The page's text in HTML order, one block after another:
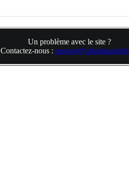
Un problème avec le site ?
Contactez-nous :